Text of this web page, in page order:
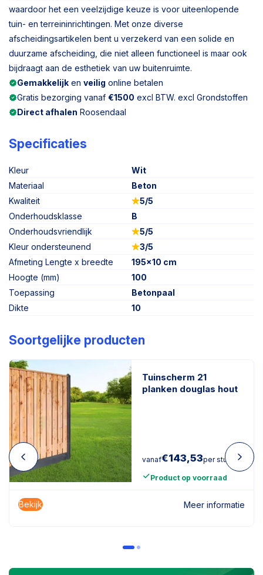
waardoor het een veelzijdige keuze is voor uiteenlopende
tuin- en terreininrichtingen. Met onze diverse
afscheidingsartikelen bent u verzekerd van een solide en
duurzame afscheiding, die niet alleen functioneel is maar ook
bijdraagt aan de esthetiek van uw buitenruimte.
Gemakkelijk en veilig online betalen
Gratis bezorging vanaf €1500 excl BTW. excl Grondstoffen
Direct afhalen Roosendaal
Specificaties
Kleur
Wit
Materiaal
Beton
Kwaliteit
5/5
Onderhoudsklasse
B
Onderhoudsvriendlijk
5/5
Kleur ondersteunend
3/5
Afmeting Lengte x breedte
195x10 cm
Hoogte (mm)
100
Toepassing
Betonpaal
Dikte
10
Soortgelijke producten
Tuinscherm 21
planken douglas hout
vanaf€143,53per stuk
Product op voorraad
Bekijk Meer informatie